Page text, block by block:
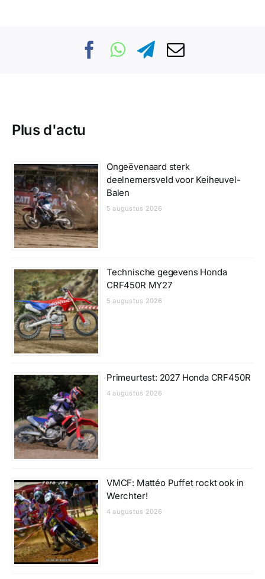
Plus d'actu
Ongeëvenaard sterk
deelnemersveld voor Keiheuvel-
Balen
5 augustus 2026
Technische gegevens Honda
CRF450R MY27
5 augustus 2026
Primeurtest: 2027 Honda CRF450R
4 augustus 2026
VMCF: Mattéo Puffet rockt ook in
Werchter!
4 augustus 2026